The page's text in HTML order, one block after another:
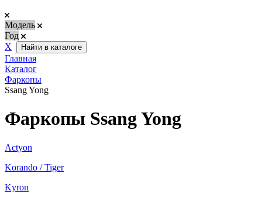
Модель
Год
Х
Найти в каталоге
Главная
Каталог
Фаркопы
Ssang Yong
Фаркопы Ssang Yong
Actyon
Korando / Tiger
Kyron